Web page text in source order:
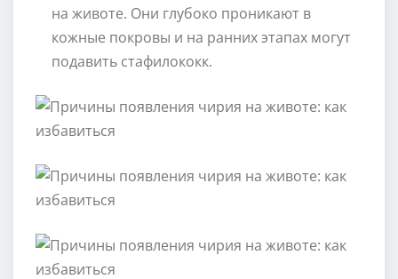
на животе. Они глубоко проникают в
кожные покровы и на ранних этапах могут
подавить стафилококк.